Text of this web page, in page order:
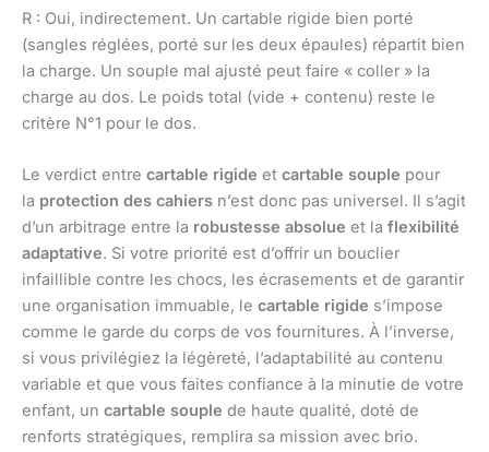
R : Oui, indirectement. Un cartable rigide bien porté
(sangles réglées, porté sur les deux épaules) répartit bien
la charge. Un souple mal ajusté peut faire « coller » la
charge au dos. Le poids total (vide + contenu) reste le
critère N°1 pour le dos.
Le verdict entre cartable rigide et cartable souple pour
la protection des cahiers n’est donc pas universel. Il s’agit
d’un arbitrage entre la robustesse absolue et la flexibilité
adaptative. Si votre priorité est d’offrir un bouclier
infaillible contre les chocs, les écrasements et de garantir
une organisation immuable, le cartable rigide s’impose
comme le garde du corps de vos fournitures. À l’inverse,
si vous privilégiez la légèreté, l’adaptabilité au contenu
variable et que vous faites confiance à la minutie de votre
enfant, un cartable souple de haute qualité, doté de
renforts stratégiques, remplira sa mission avec brio.